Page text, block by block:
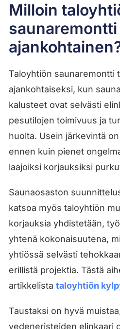
Milloin
saunaremontti
Taloyhtiön saunaremontti
ajankohtaiseksi, kun
kalusteet ovat selvästi
pesutilojen toimivuus ja
huolta. Usein järkevintä
ennen kuin pienet
laajoiksi korjauksiksi
Saunaosaston
katsoa myös taloyhtiön
korjauksia yhdistetään,
yhtenä kokonaisuutena,
yhtiössä selvästi
erillistä projektia. Tästä
artikkelista taloyhtiön
Taustaksi on hyvä
vedeneristeiden elinkaari